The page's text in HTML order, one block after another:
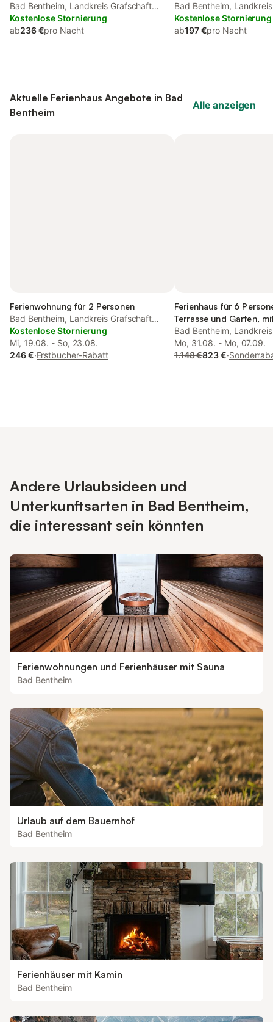
Terrasse
Bad Bentheim, Landkreis Grafschaft
Bentheim
Kostenlose Stornierung
ab236 €pro Nacht
Bad Bentheim,
Bentheim
Kostenlose Stornierung
ab197 €pro Nacht
Aktuelle Ferienhaus Angebote in Bad
Bentheim
Alle anzeigen
Ferienwohnung für 2 Personen
Bad Bentheim, Landkreis Grafschaft
Bentheim
Kostenlose Stornierung
Mi, 19.08. - So, 23.08.
246 €·Erstbucher-Rabatt
Ferienhaus für 6
Terrasse und Garten,
Bad Bentheim,
Bentheim
Mo, 31.08. - Mo, 07.09.
1.148 €823 €·
Andere Urlaubsideen und
Unterkunftsarten in Bad Bentheim,
die interessant sein könnten
Ferienwohnungen und Ferienhäuser mit Sauna
Bad Bentheim
Urlaub auf dem Bauernhof
Bad Bentheim
Ferienhäuser mit Kamin
Bad Bentheim